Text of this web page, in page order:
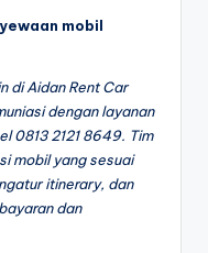
mobil
di Aidan Rent Car
dengan layanan
0813 2121 8649. Tim
mobil yang sesuai
itinerary, dan
dan